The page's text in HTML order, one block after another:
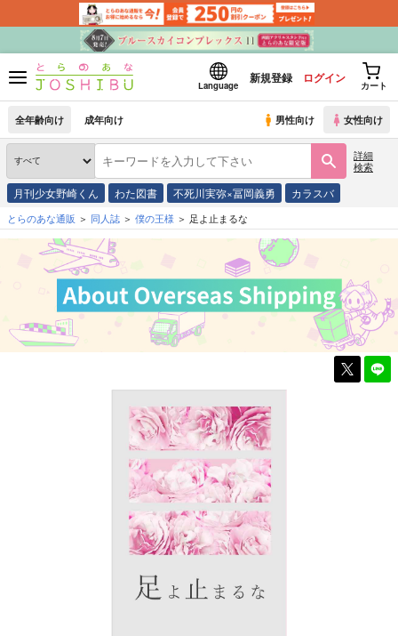
Language
新規登録 ログイン
カート
全年齢向け 成年向け 男性向け 女性向け
詳細
検索
月刊少女野崎くん わた図書 不死川実弥×冨岡義勇 カラスバ
とらのあな通販 同人誌 僕の王様 足よ止まるな